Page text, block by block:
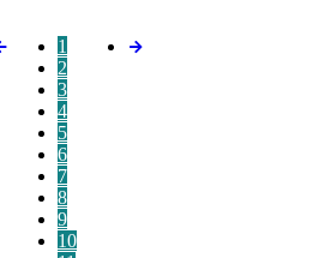
1
2
3
4
5
6
7
8
9
10